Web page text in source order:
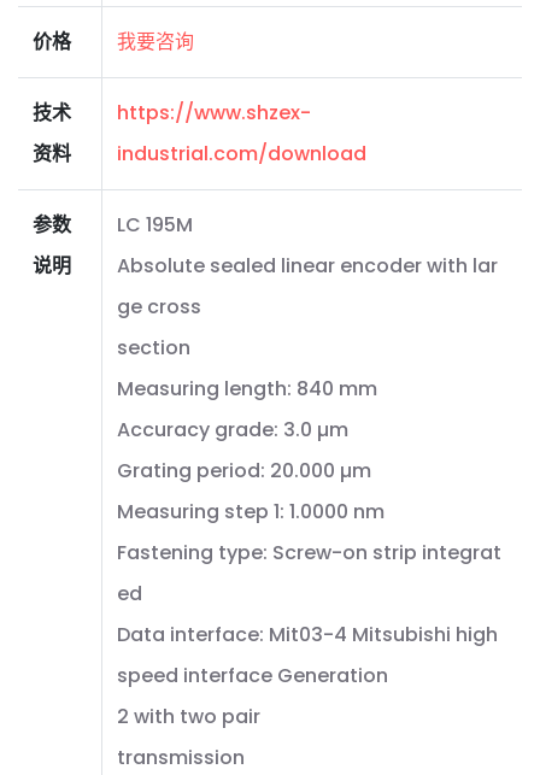
价格 我要咨询
技术
资料
https://www.shzex-
industrial.com/download
参数
说明
LC 195M
Absolute sealed linear encoder with lar
ge cross
section
Measuring length: 840 mm
Accuracy grade: 3.0 µm
Grating period: 20.000 µm
Measuring step 1: 1.0000 nm
Fastening type: Screw-on strip integrat
ed
Data interface: Mit03-4 Mitsubishi high
speed interface Generation
2 with two pair
transmission